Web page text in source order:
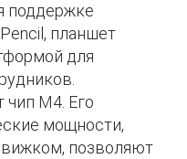
поддержке
планшет
для
M4. Его
мощности,
позволяют